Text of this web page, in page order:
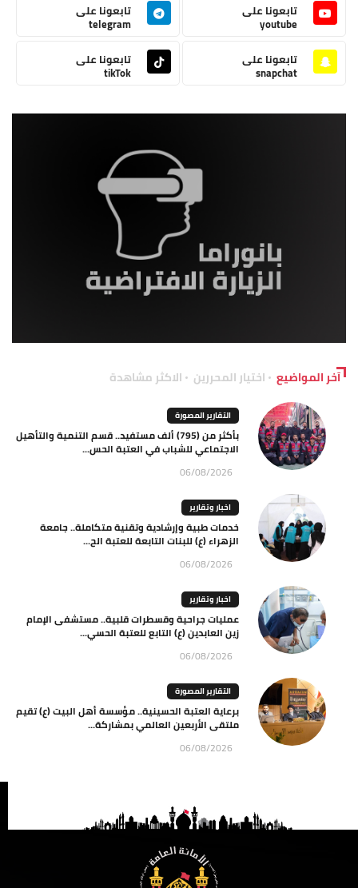
تابعونا على
youtube
تابعونا على
telegram
تابعونا على
snapchat
تابعونا على
tikTok
آخر المواضيع اختيار المحررين الاكثر مشاهدة
التقارير المصورة
بأكثر من (795) ألف مستفيد.. قسم التنمية والتأهيل
الاجتماعي للشباب في العتبة الحس...
06/08/2026
اخبار وتقارير
خدمات طبية وإرشادية وتقنية متكاملة.. جامعة
الزهراء (ع) للبنات التابعة للعتبة الح...
06/08/2026
اخبار وتقارير
عمليات جراحية وقسطرات قلبية.. مستشفى الإمام
زين العابدين (ع) التابع للعتبة الحسي...
06/08/2026
التقارير المصورة
برعاية العتبة الحسينية.. مؤسسة أهل البيت (ع) تقيم
ملتقى الأربعين العالمي بمشاركة...
06/08/2026